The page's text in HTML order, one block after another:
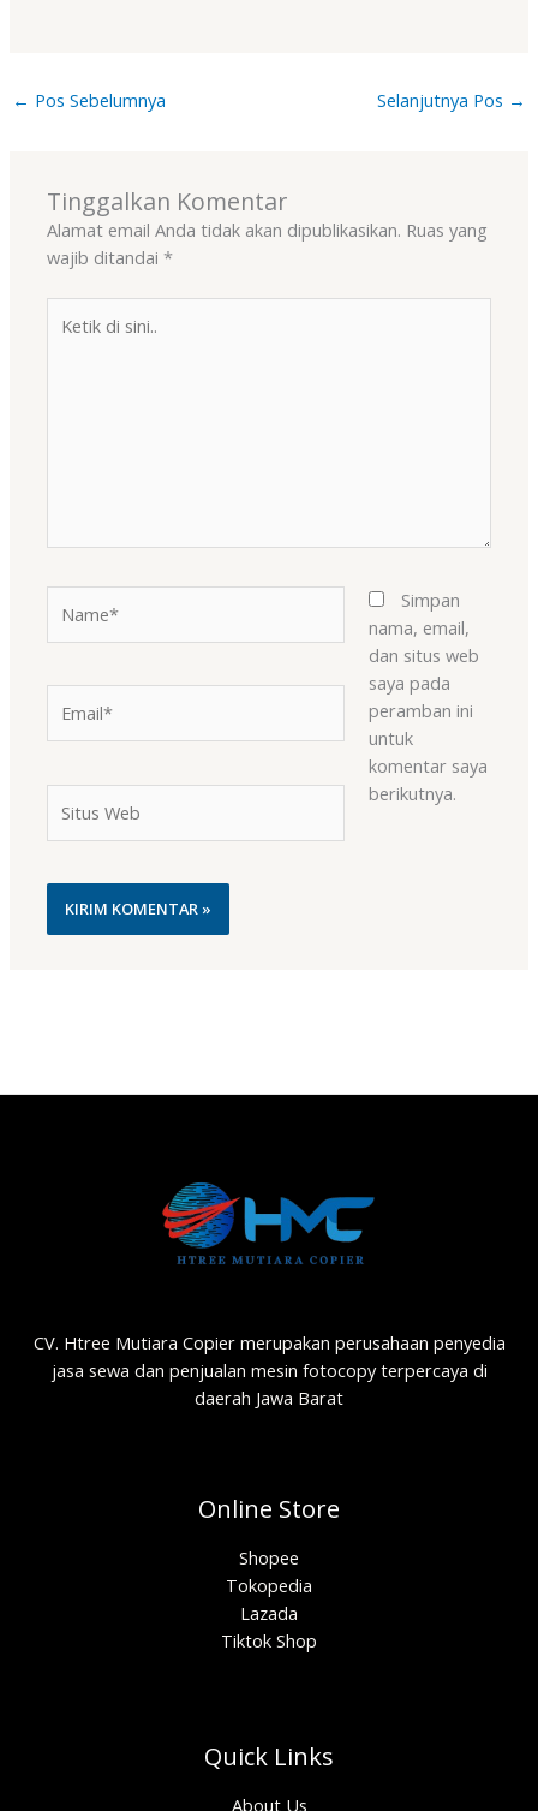
← Pos Sebelumnya Selanjutnya Pos →
Tinggalkan Komentar
Alamat email Anda tidak akan dipublikasikan. Ruas yang
wajib ditandai*
Web
Simpan
nama, email,
dan situs web
saya pada
peramban ini
untuk
komentar saya
berikutnya.
CV. Htree Mutiara Copier merupakan perusahaan penyedia
jasa sewa dan penjualan mesin fotocopy terpercaya di
daerah Jawa Barat
Online Store
Shopee
Tokopedia
Lazada
Tiktok Shop
Quick Links
About Us